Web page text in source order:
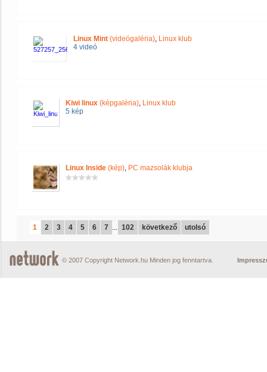
Linux Mint (videógaléria), Linux klub
4 videó
Kiwi linux (képgaléria), Linux klub
5 kép
Linux Inside (kép), PC mazsolák klubja
1 2 3 4 5 6 7 ... 102 következő utolsó
© 2007 Copyright Network.hu Minden jog fenntartva.